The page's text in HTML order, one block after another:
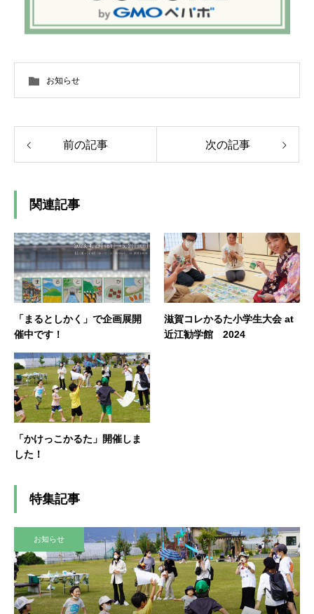
お知らせ
前の記事 次の記事
関連記事
「まるとしかく」で企画展開
催中です！
滋賀コレかるた小学生大会 at
近江勧学館 2024
「かけっこかるた」開催しま
した！
特集記事
お知らせ